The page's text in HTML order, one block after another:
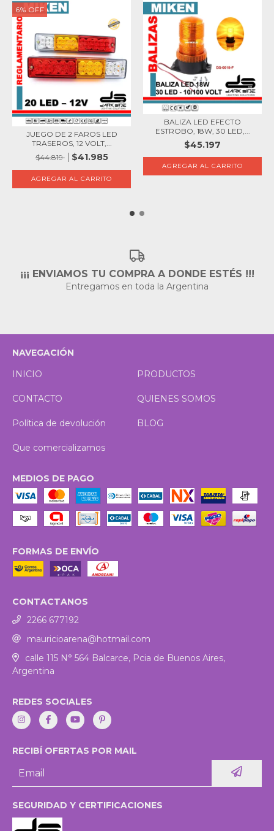
6% OFF
JUEGO DE 2 FAROS LED
TRASEROS, 12 VOLT,...
$44.819
$41.985
BALIZA LED EFECTO
ESTROBO, 18W, 30 LED,...
$45.197
¡¡¡ ENVIAMOS TU COMPRA A DONDE ESTÉS !!!
Entregamos en toda la Argentina
NAVEGACIÓN
INICIO
PRODUCTOS
CONTACTO QUIENES SOMOS
Política de devolución BLOG
Que comercializamos
MEDIOS DE PAGO
FORMAS DE ENVÍO
CONTACTANOS
2266 677192
mauricioarena@hotmail.com
calle 115 N° 564 Balcarce, Pcia de Buenos Aires,
Argentina
REDES SOCIALES
RECIBÍ OFERTAS POR MAIL
SEGURIDAD Y CERTIFICACIONES